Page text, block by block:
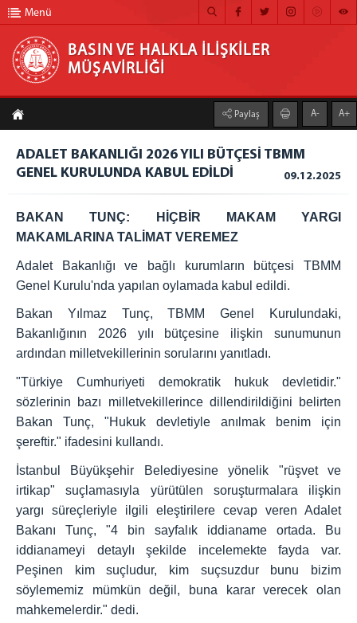
BASIN VE HALKLA İLİŞKİLER MÜŞAVİRLİĞİ
ANA SAYFA
MÜŞAVİRLİĞİMİZ
HABER ARŞİVİ
FOTOĞRAF ARŞİVİ
BÜLTEN
İLETİŞİM
Menü
BASIN VE HALKLA İLİŞKİLER
MÜŞAVİRLİĞİ
Paylaş A- A+
ADALET BAKANLIĞI 2026 YILI BÜTÇESİ TBMM
GENEL KURULUNDA KABUL EDİLDİ
09.12.2025
BAKAN TUNÇ: HİÇBİR MAKAM YARGI
MAKAMLARINA TALİMAT VEREMEZ
Adalet Bakanlığı ve bağlı kurumların bütçesi TBMM
Genel Kurulu'nda yapılan oylamada kabul edildi.
Bakan Yılmaz Tunç, TBMM Genel Kurulundaki,
Bakanlığının 2026 yılı bütçesine ilişkin sunumunun
ardından milletvekillerinin sorularını yanıtladı.
"Türkiye Cumhuriyeti demokratik hukuk devletidir."
sözlerinin bazı milletvekillerince dillendirildiğini belirten
Bakan Tunç, "Hukuk devletiyle anılmak benim için
şereftir." ifadesini kullandı.
İstanbul Büyükşehir Belediyesine yönelik "rüşvet ve
irtikap" suçlamasıyla yürütülen soruşturmalara ilişkin
yargı süreçleriyle ilgili eleştirilere cevap veren Adalet
Bakanı Tunç, "4 bin sayfalık iddianame ortada. Bu
iddianameyi detaylı şekilde incelemekte fayda var.
Peşinen kim suçludur, kim suçsuzdur bunu bizim
söylememiz mümkün değil, buna karar verecek olan
mahkemelerdir." dedi.